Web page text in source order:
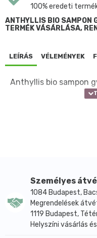
100% eredeti
ANTHYLLIS BIO SAMPON
TERMÉK VÁSÁRLÁSA,
LEÍRÁS VÉLEMÉNYEK
Anthyllis bio sampon
Személyes
1084 Budapest,
Megrendelések
1119 Budapest,
Helyszíni vásárlás